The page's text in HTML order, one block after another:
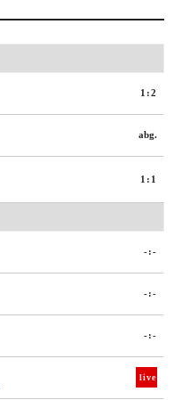
1:2
abg.
1:1
-:-
-:-
-:-
live